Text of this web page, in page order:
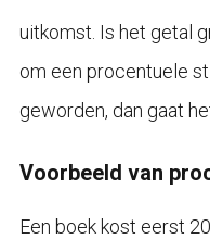
uitkomst. Is het getal
om een procentuele
geworden, dan gaat
Voorbeeld van
Een boek kost eerst